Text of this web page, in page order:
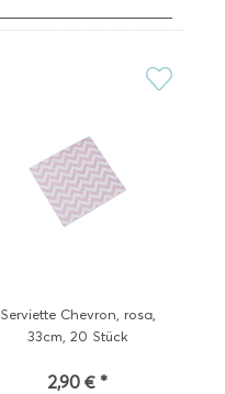
Serviette Chevron, rosa,
33cm, 20 Stück
2,90 € *